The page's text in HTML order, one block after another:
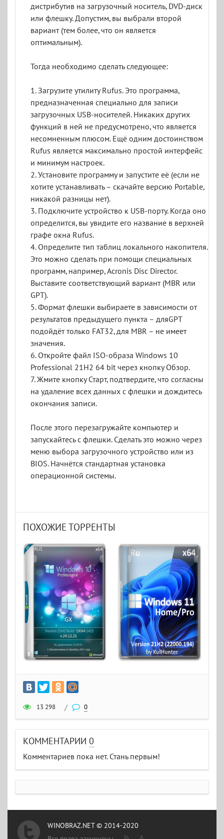
дистрибутив на загрузочный носитель, DVD-диск
или флешку. Допустим, вы выбрали второй
вариант (тем более, что он является
оптимальным).
Тогда необходимо сделать следующее:
1. Загрузите утилиту Rufus. Это программа,
предназначенная специально для записи
загрузочных USB-носителей. Никаких других
функций в ней не предусмотрено, что является
несомненным плюсом. Ещё одним достоинством
Rufus является максимально простой интерфейс
и минимум настроек.
2. Установите программу и запустите её (если не
хотите устанавливать – скачайте версию Portable,
никакой разницы нет).
3. Подключите устройство к USB-порту. Когда оно
определится, вы увидите его название в верхней
графе окна Rufus.
4. Определите тип таблиц локального накопителя.
Это можно сделать при помощи специальных
программ, например, Acronis Disc Director.
Выставите соответствующий вариант (MBR или
GPT).
5. Формат флешки выбираете в зависимости от
результатов предыдущего пункта – дляGPT
подойдёт только FAT32, для MBR – не имеет
значения.
6. Откройте файл ISO-образа Windows 10
Professional 21H2 64 bit через кнопку Обзор.
7. Жмите кнопку Старт, подтвердите, что согласны
на удаление всех данных с флешки и дождитесь
окончания записи.
После этого перезагружайте компьютер и
запускайтесь с флешки. Сделать это можно через
меню выбора загрузочного устройство или из
BIOS. Начнётся стандартная установка
операционной системы.
ПОХОЖИЕ ТОРРЕНТЫ
13 298 / 0
КОММЕНТАРИИ 0
Комментариев пока нет. Стань первым!
WINOBRAZ.NET © 2014-2020